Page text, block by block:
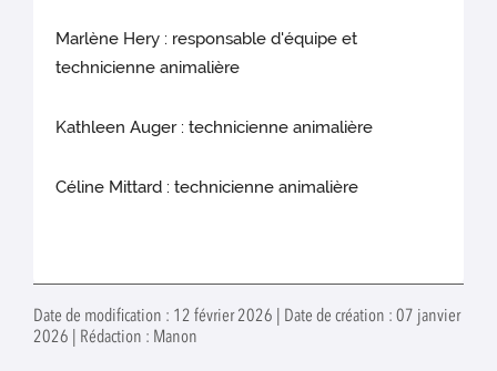
Marlène Hery : responsable d'équipe et
technicienne animalière
Kathleen Auger : technicienne animalière
Céline Mittard : technicienne animalière
Date de modification : 12 février 2026 | Date de création : 07 janvier
2026 | Rédaction : Manon